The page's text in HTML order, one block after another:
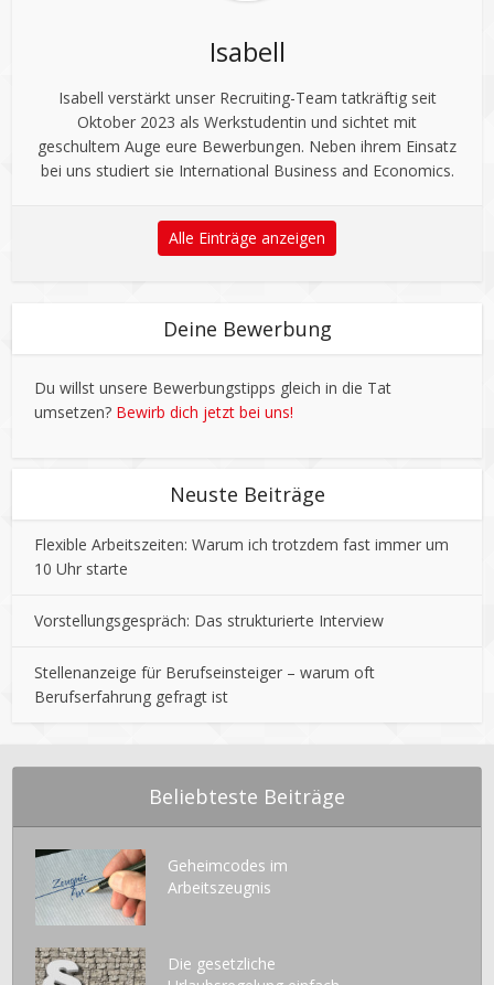
Isabell
Isabell verstärkt unser Recruiting-Team tatkräftig seit
Oktober 2023 als Werkstudentin und sichtet mit
geschultem Auge eure Bewerbungen. Neben ihrem Einsatz
bei uns studiert sie International Business and Economics.
Alle Einträge anzeigen
Deine Bewerbung
Du willst unsere Bewerbungstipps gleich in die Tat
umsetzen? Bewirb dich jetzt bei uns!
Neuste Beiträge
Flexible Arbeitszeiten: Warum ich trotzdem fast immer um
10 Uhr starte
Vorstellungsgespräch: Das strukturierte Interview
Stellenanzeige für Berufseinsteiger – warum oft
Berufserfahrung gefragt ist
Beliebteste Beiträge
Geheimcodes im
Arbeitszeugnis
Die gesetzliche